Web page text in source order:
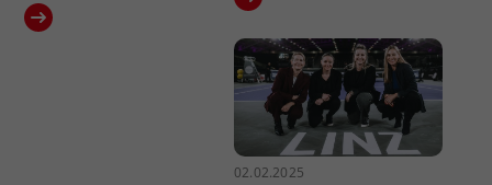
02.02.2025